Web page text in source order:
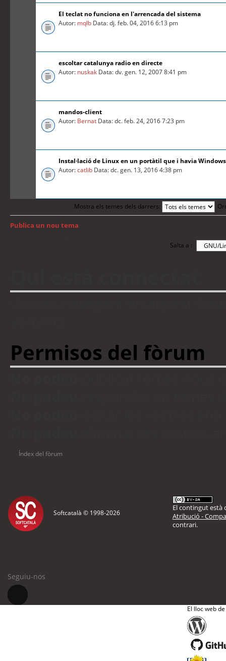
El teclat no funciona en l'arrencada del sistema
Autor: mqlb Data: dj. feb. 04, 2016 6:13 pm
escoltar catalunya radio en directe
Autor: nuskak Data: dv. gen. 12, 2007 8:41 pm
mandos-client
Autor: Bernat Data: dc. feb. 24, 2016 7:23 pm
Instal·lació de Linux en un portàtil que i havia
Autor:catlib Data: dc. gen. 13, 2016 4:38 pm
Mostra els temes dels darrers:
Publica un nou tema
Salta a :
Permisos del fòrum
Índex del fòrum
Softcatalà © 1998-2026
El contingut està
Atribució -
contrari.
Seguiu-nos
El lloc web